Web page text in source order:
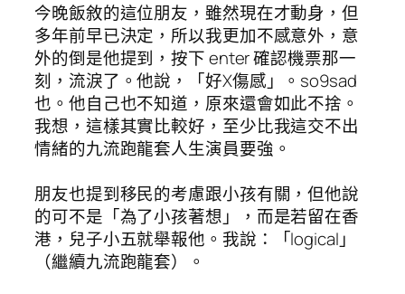
今晚飯敘的這位朋友，雖然現在才動身，但
多年前早已決定，所以我更加不感意外，意
外的倒是他提到，按下 enter 確認機票那一
刻，流淚了。他說，「好X傷感」。so9sad
也。他自己也不知道，原來還會如此不捨。
我想，這樣其實比較好，至少比我這交不出
情緒的九流跑龍套人生演員要強。
朋友也提到移民的考慮跟小孩有關，但他說
的可不是「為了小孩著想」，而是若留在香
港，兒子小五就舉報他。我說：「logical」
（繼續九流跑龍套）。